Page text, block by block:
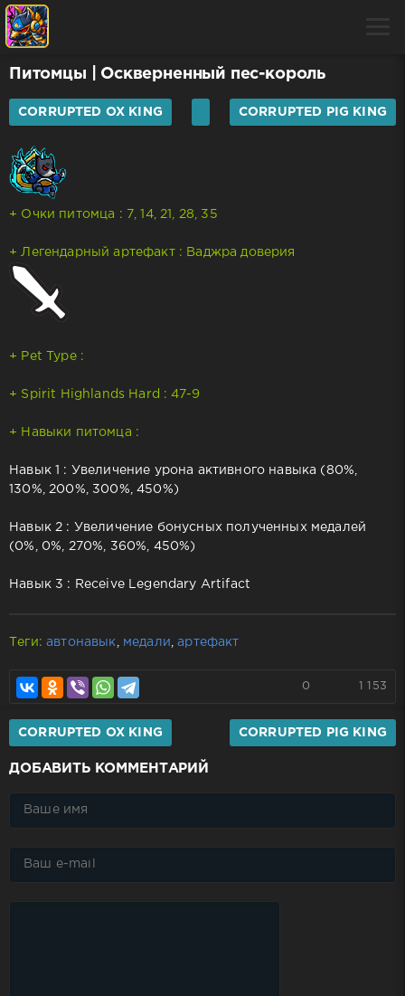
Питомцы | Оскверненный пес-король
CORRUPTED OX KING CORRUPTED PIG KING
+ Очки питомца : 7, 14, 21, 28, 35
+ Легендарный артефакт : Ваджра доверия
+ Pet Type :
+ Spirit Highlands Hard : 47-9
+ Навыки питомца :
Навык 1 : Увеличение урона активного навыка (80%,
130%, 200%, 300%, 450%)
Навык 2 : Увеличение бонусных полученных медалей
(0%, 0%, 270%, 360%, 450%)
Навык 3 : Receive Legendary Artifact
Теги: автонавык медали ,артефакт
0 1 153
CORRUPTED OX KING CORRUPTED PIG KING
ДОБАВИТЬ КОММЕНТАРИЙ